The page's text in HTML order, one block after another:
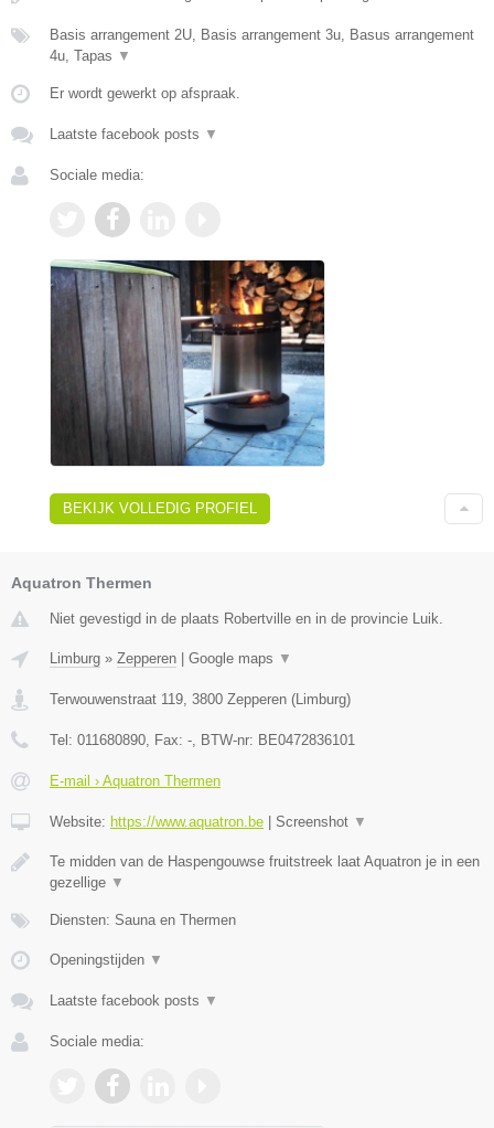
Basis arrangement 2U, Basis arrangement 3u, Basus arrangement
4u, Tapas ▼
Er wordt gewerkt op afspraak.
Laatste facebook posts ▼
Sociale media:
BEKIJK VOLLEDIG PROFIEL
Aquatron Thermen
Niet gevestigd in de plaats Robertville en in de provincie Luik.
Limburg » Zepperen | Google maps ▼
Terwouwenstraat 119 3800 Zepperen (Limburg)
Tel: 011680890 , Fax: - , BTW-nr: BE0472836101
E-mail › Aquatron Thermen
Website: https://www.aquatron.be | Screenshot ▼
Te midden van de Haspengouwse fruitstreek laat Aquatron je in een
gezellige ▼
Diensten: Sauna en Thermen
Openingstijden ▼
Laatste facebook posts ▼
Sociale media: